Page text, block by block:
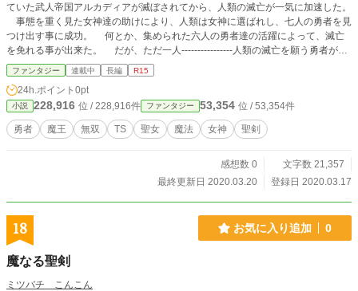
ていた武人帝国アルカディアが滅ぼされてから、人類の滅亡が一気に加速した。
事態を重く見た女神達の助けにより、人類は女神に選ばれし、七人の勇者を見
つけ出す事に成功。 何とか、集められた六人の勇者達の活躍によって、滅亡
を免れる事が出来た。 だが、ただ一人----------------人類の滅亡を願う勇者がい
て…………。 これは、人間不信でありながらも、何だかんだで、陰ながら人
類の味方をする勇者の物語。
ファンタジー 連載中 長編 R15
24h.ポイント 0pt
小説 228,916 位 / 228,916件 ファンタジー 53,354 位 / 53,354件
勇者 魔王 無双 TS 聖女 魔法 女神 聖剣
感想数 0
文字数 21,357
最終更新日 2020.03.20
登録日 2020.03.17
18 お気に入り追加 0
魔なる聖剣
ミツバチ こんこん